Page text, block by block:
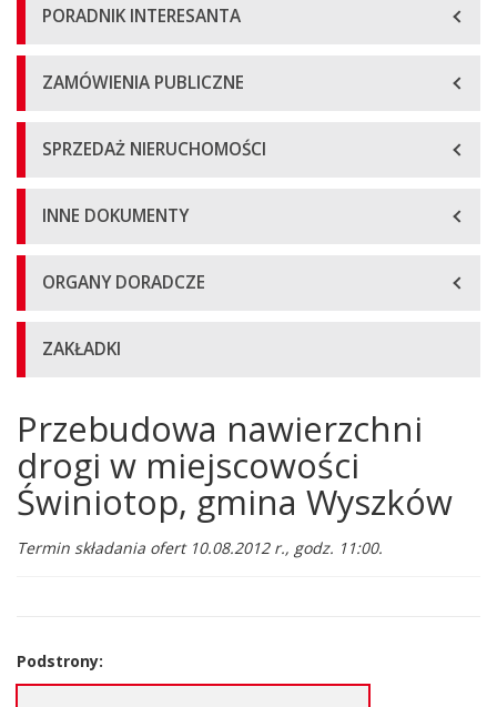
PORADNIK INTERESANTA
ZAMÓWIENIA PUBLICZNE
SPRZEDAŻ NIERUCHOMOŚCI
INNE DOKUMENTY
ORGANY DORADCZE
ZAKŁADKI
Główna
treść
strony
Przebudowa nawierzchni
drogi w miejscowości
Świniotop, gmina Wyszków
Termin składania ofert 10.08.2012 r., godz. 11:00.
Podstrony: